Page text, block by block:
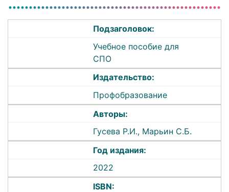
Подзаголовок:
Учебное пособие для
СПО
Издательство:
Профобразование
Авторы:
Гусева Р.И., Марьин С.Б.
Год издания:
2022
ISBN: